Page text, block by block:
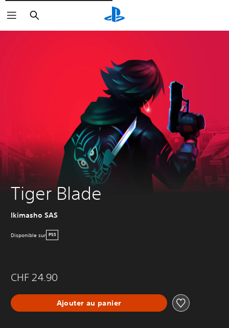
Rechercher
Tiger Blade
Ikimasho SAS
Disponible sur PS5
CHF 24.90
Ajouter au panier